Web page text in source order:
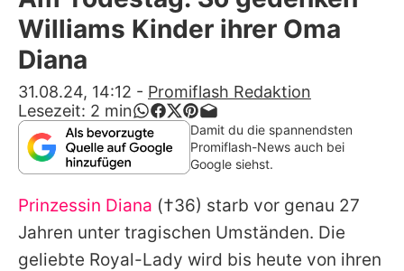
Alle Themen auf Promiflash
App runterladen
Team
Redaktionelle Richtlinien
Impressum
Datenschutzerklärung
Williams Kinder ihrer Oma
Diana
31.08.24, 14:12 - Promiflash Redaktion
Lesezeit: 2 min
Damit du die spannendsten
Promiflash-News auch bei
Google siehst.
Prinzessin Diana (†36) starb vor genau 27
Jahren unter tragischen Umständen. Die
geliebte Royal-Lady wird bis heute von ihren